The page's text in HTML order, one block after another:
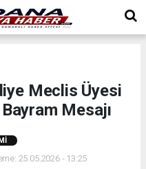
Meclis Üyesi
Mesajı
25.05.2026 - 13:25